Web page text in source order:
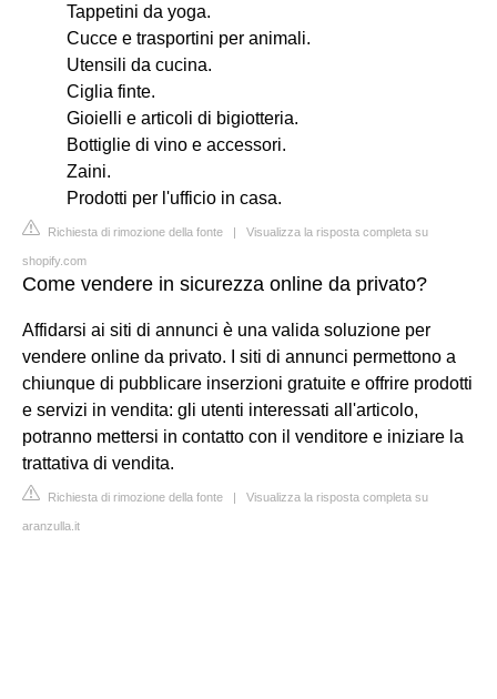
Tappetini da yoga.
Cucce e trasportini per animali.
Utensili da cucina.
Ciglia finte.
Gioielli e articoli di bigiotteria.
Bottiglie di vino e accessori.
Zaini.
Prodotti per l'ufficio in casa.
Richiesta di rimozione della fonte | Visualizza la risposta completa su
shopify.com
Come vendere in sicurezza online da privato?
Affidarsi ai siti di annunci è una valida soluzione per
vendere online da privato. I siti di annunci permettono a
chiunque di pubblicare inserzioni gratuite e offrire prodotti
e servizi in vendita: gli utenti interessati all'articolo,
potranno mettersi in contatto con il venditore e iniziare la
trattativa di vendita.
Richiesta di rimozione della fonte | Visualizza la risposta completa su
aranzulla.it